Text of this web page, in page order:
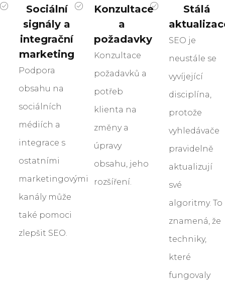
Sociální
signály a
integrační
marketing
Podpora
obsahu na
sociálních
médiích a
integrace s
ostatními
marketingovými
kanály může
také pomoci
zlepšit SEO.
Konzultace
a
požadavky
Konzultace
požadavků a
potřeb
klienta na
změny a
úpravy
obsahu, jeho
rozšíření.
Stálá
SEO je
neustále se
vyvíjející
disciplína,
protože
vyhledávače
pravidelně
aktualizují
své
algoritmy. To
znamená, že
techniky,
které
fungovaly